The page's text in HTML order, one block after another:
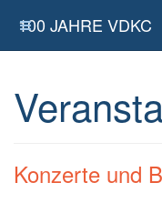
100 JAHRE VDKC
Konzerte und